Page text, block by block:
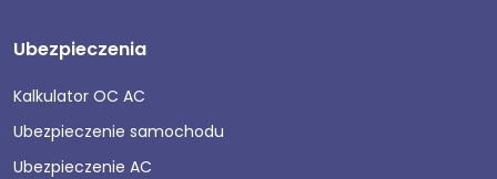
Ubezpieczenia
Kalkulator OC AC
Ubezpieczenie samochodu
Ubezpieczenie AC